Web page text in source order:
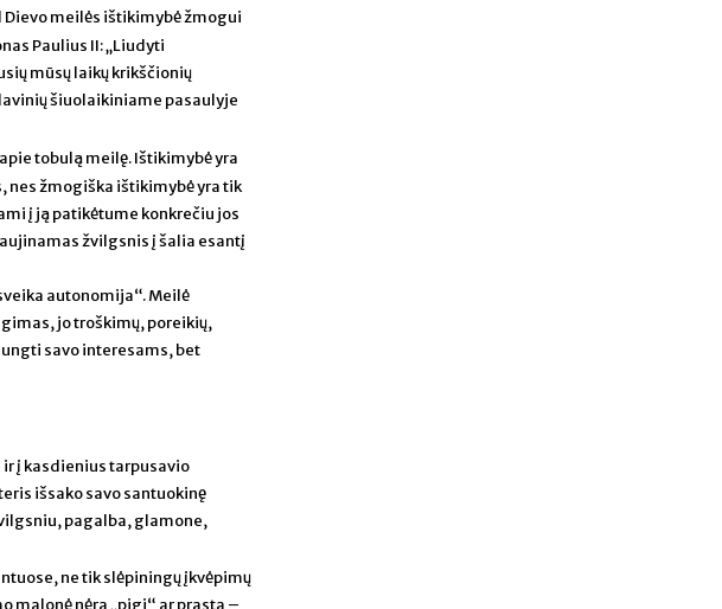
Dievo meilės ištikimybė žmogui
Paulius II: „Liudyti
mūsų laikų krikščionių
šiuolaikiniame pasaulyje
tobulą meilę. Ištikimybė yra
nes žmogiška ištikimybė yra tik
į ją patikėtume konkrečiu jos
žvilgsnis į šalia esantį
autonomija“. Meilė
jo troškimų, poreikių,
savo interesams, bet
į kasdienius tarpusavio
išsako savo santuokinę
pagalba, glamone,
ne tik slėpiningų įkvėpimų
malonė nėra „pigi“ ar prasta –